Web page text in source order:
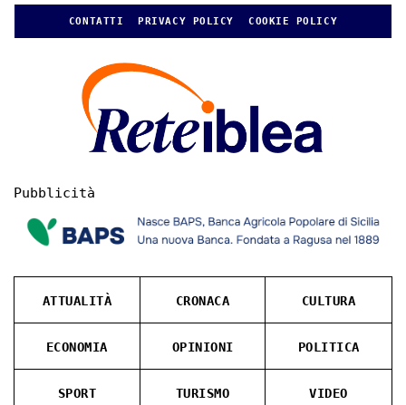
CONTATTI PRIVACY POLICY COOKIE POLICY
Pubblicità
ATTUALITÀ CRONACA CULTURA
ECONOMIA OPINIONI POLITICA
SPORT TURISMO VIDEO